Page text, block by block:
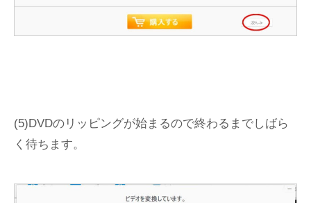
(5)DVDのリッピングが始まるので終わるまでしばら
く待ちます。